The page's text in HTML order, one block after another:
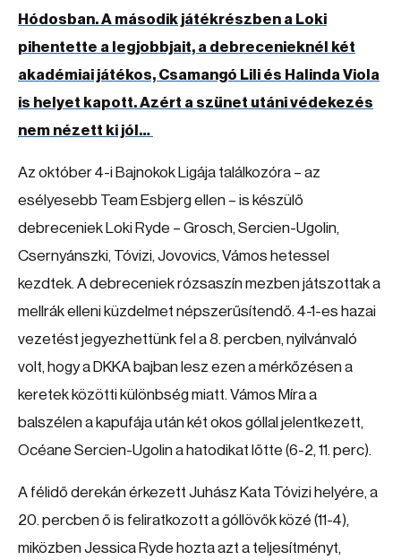
Hódosban. A második játékrészben a Loki
pihentette a legjobbjait, a debrecenieknél két
akadémiai játékos, Csamangó Lili és Halinda Viola
is helyet kapott. Azért a szünet utáni védekezés
nem nézett ki jól…
Az október 4-i Bajnokok Ligája találkozóra – az
esélyesebb Team Esbjerg ellen – is készülő
debreceniek Loki Ryde – Grosch, Sercien-Ugolin,
Csernyánszki, Tóvizi, Jovovics, Vámos hetessel
kezdtek. A debreceniek rózsaszín mezben játszottak a
mellrák elleni küzdelmet népszerűsítendő. 4-1-es hazai
vezetést jegyezhettünk fel a 8. percben, nyilvánvaló
volt, hogy a DKKA bajban lesz ezen a mérkőzésen a
keretek közötti különbség miatt. Vámos Míra a
balszélen a kapufája után két okos góllal jelentkezett,
Océane Sercien-Ugolin a hatodikat lőtte (6-2, 11. perc).
A félidő derekán érkezett Juhász Kata Tóvizi helyére, a
20. percben ő is feliratkozott a góllövők közé (11-4),
miközben Jessica Ryde hozta azt a teljesítményt,